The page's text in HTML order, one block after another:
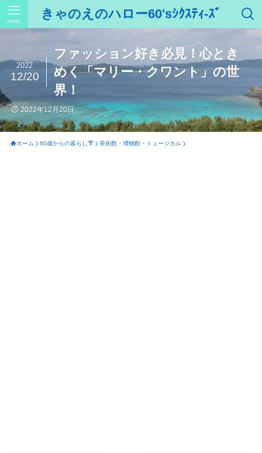
きゃのえのハロー60'sｼｸｽﾃｨ-ｽﾞ
menu
ファッション好き必見！心とき
めく「マリー・クワント」の世
界！
2022
12/20
2022年12月20日
ホーム 60歳からの暮らし👘 美術館・博物館・ミュージカル